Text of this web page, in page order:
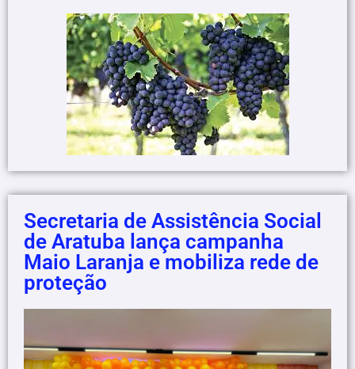
Secretaria de Assistência Social
de Aratuba lança campanha
Maio Laranja e mobiliza rede de
proteção